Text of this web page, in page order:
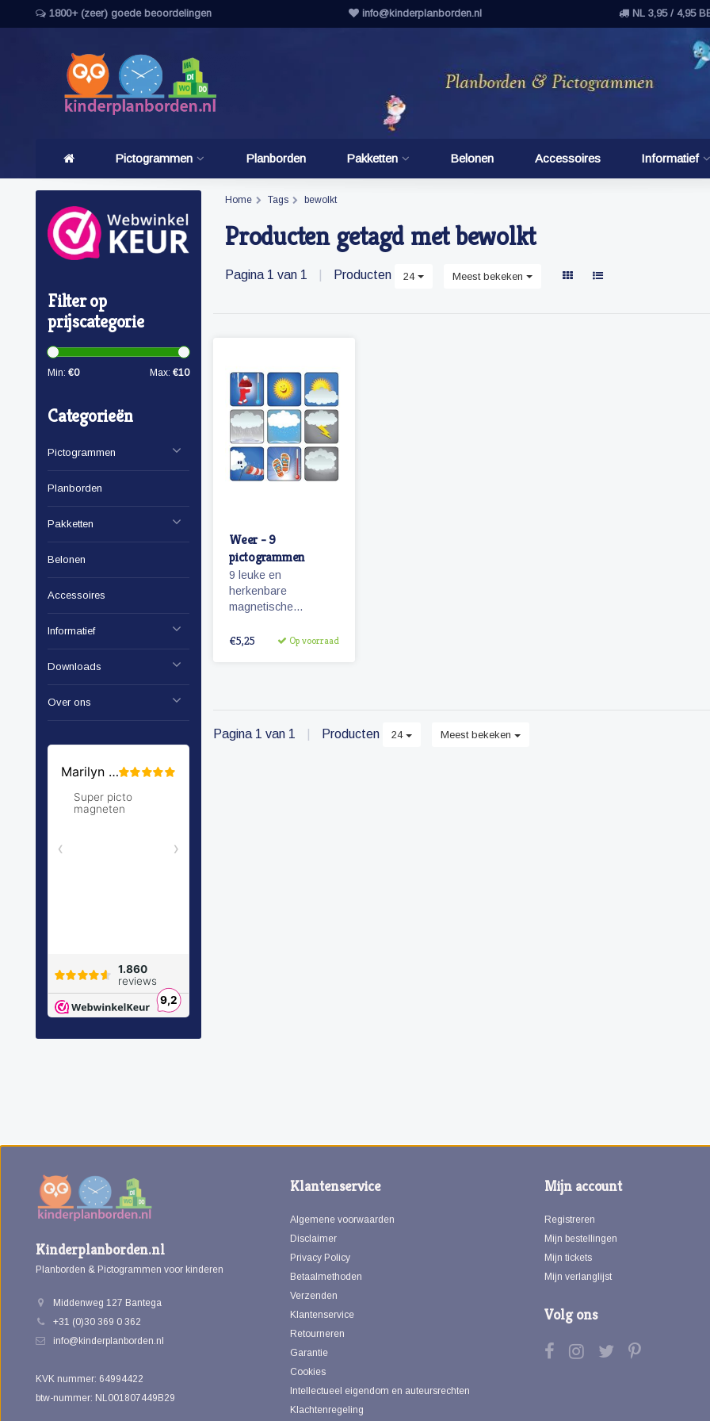
1800+ (zeer) goede beoordelingen info@kinderplanborden.nl NL 3,95 / 4,95
Pictogrammen Planborden Pakketten Belonen Accessoires Informatief
Filter op
prijscategorie
Min: €0 Max: €10
Categorieën
Pictogrammen
Planborden
Pakketten
Belonen
Accessoires
Informatief
Downloads
Over ons
Home Tags bewolkt
Producten getagd met bewolkt
Pagina 1 van 1 Producten 24 Meest bekeken
Weer - 9
pictogrammen
9 leuke en
herkenbare
magnetische
het weer.
€5,25 Op voorraad
Pagina 1 van 1 Producten 24 Meest bekeken
Kinderplanborden.nl
Planborden & Pictogrammen voor kinderen
Middenweg 127 Bantega
+31 (0)30 369 0 362
info@kinderplanborden.nl
KVK nummer: 64994422
btw-nummer: NL001807449B29
Klantenservice
Algemene voorwaarden
Disclaimer
Privacy Policy
Betaalmethoden
Verzenden
Klantenservice
Retourneren
Garantie
Cookies
Intellectueel eigendom en auteursrechten
Klachtenregeling
Mijn account
Registreren
Mijn bestellingen
Mijn tickets
Mijn verlanglijst
Volg ons